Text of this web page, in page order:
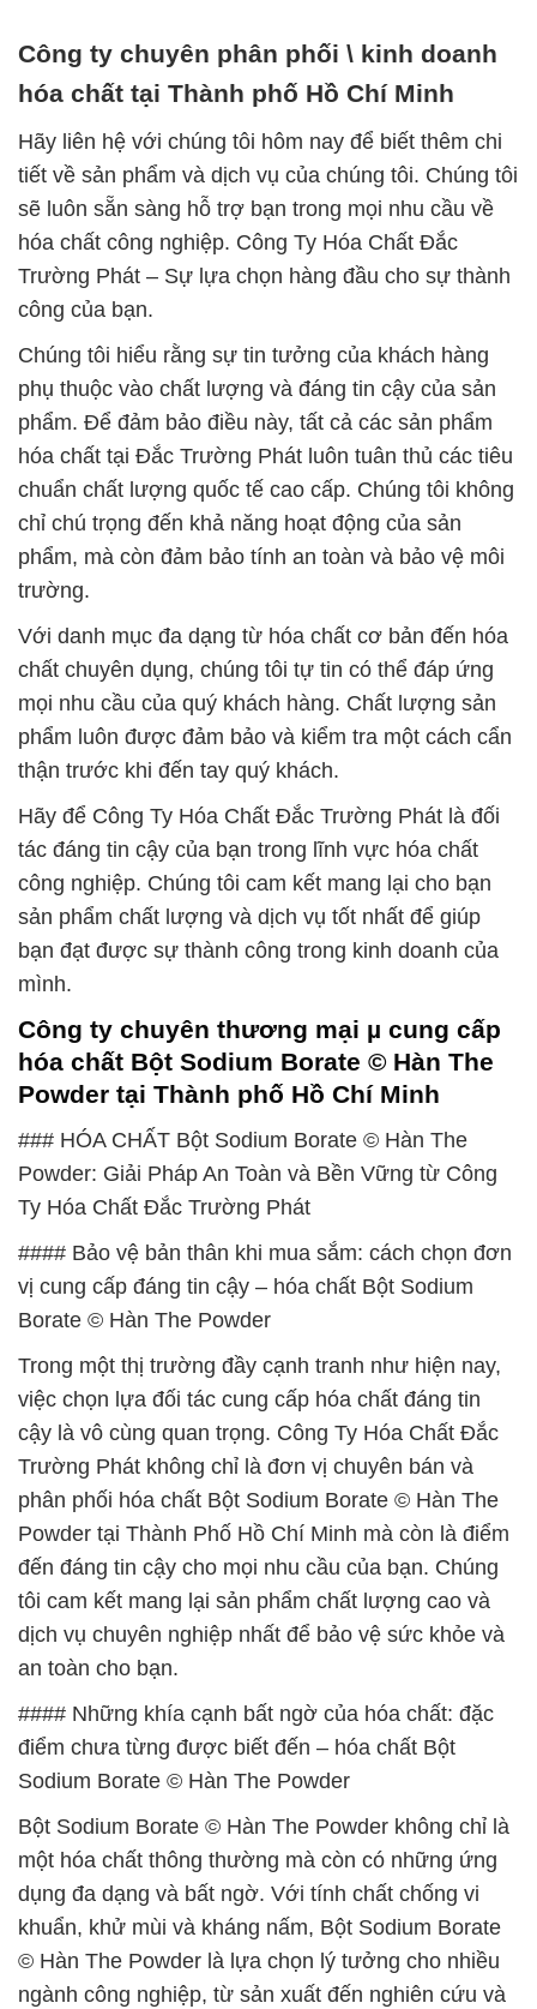
Công ty chuyên phân phối \ kinh doanh
hóa chất tại Thành phố Hồ Chí Minh
Hãy liên hệ với chúng tôi hôm nay để biết thêm chi
tiết về sản phẩm và dịch vụ của chúng tôi. Chúng tôi
sẽ luôn sẵn sàng hỗ trợ bạn trong mọi nhu cầu về
hóa chất công nghiệp. Công Ty Hóa Chất Đắc
Trường Phát – Sự lựa chọn hàng đầu cho sự thành
công của bạn.
Chúng tôi hiểu rằng sự tin tưởng của khách hàng
phụ thuộc vào chất lượng và đáng tin cậy của sản
phẩm. Để đảm bảo điều này, tất cả các sản phẩm
hóa chất tại Đắc Trường Phát luôn tuân thủ các tiêu
chuẩn chất lượng quốc tế cao cấp. Chúng tôi không
chỉ chú trọng đến khả năng hoạt động của sản
phẩm, mà còn đảm bảo tính an toàn và bảo vệ môi
trường.
Với danh mục đa dạng từ hóa chất cơ bản đến hóa
chất chuyên dụng, chúng tôi tự tin có thể đáp ứng
mọi nhu cầu của quý khách hàng. Chất lượng sản
phẩm luôn được đảm bảo và kiểm tra một cách cẩn
thận trước khi đến tay quý khách.
Hãy để Công Ty Hóa Chất Đắc Trường Phát là đối
tác đáng tin cậy của bạn trong lĩnh vực hóa chất
công nghiệp. Chúng tôi cam kết mang lại cho bạn
sản phẩm chất lượng và dịch vụ tốt nhất để giúp
bạn đạt được sự thành công trong kinh doanh của
mình.
Công ty chuyên thương mại µ cung cấp
hóa chất Bột Sodium Borate © Hàn The
Powder tại Thành phố Hồ Chí Minh
### HÓA CHẤT Bột Sodium Borate © Hàn The
Powder: Giải Pháp An Toàn và Bền Vững từ Công
Ty Hóa Chất Đắc Trường Phát
#### Bảo vệ bản thân khi mua sắm: cách chọn đơn
vị cung cấp đáng tin cậy – hóa chất Bột Sodium
Borate © Hàn The Powder
Trong một thị trường đầy cạnh tranh như hiện nay,
việc chọn lựa đối tác cung cấp hóa chất đáng tin
cậy là vô cùng quan trọng. Công Ty Hóa Chất Đắc
Trường Phát không chỉ là đơn vị chuyên bán và
phân phối hóa chất Bột Sodium Borate © Hàn The
Powder tại Thành Phố Hồ Chí Minh mà còn là điểm
đến đáng tin cậy cho mọi nhu cầu của bạn. Chúng
tôi cam kết mang lại sản phẩm chất lượng cao và
dịch vụ chuyên nghiệp nhất để bảo vệ sức khỏe và
an toàn cho bạn.
#### Những khía cạnh bất ngờ của hóa chất: đặc
điểm chưa từng được biết đến – hóa chất Bột
Sodium Borate © Hàn The Powder
Bột Sodium Borate © Hàn The Powder không chỉ là
một hóa chất thông thường mà còn có những ứng
dụng đa dạng và bất ngờ. Với tính chất chống vi
khuẩn, khử mùi và kháng nấm, Bột Sodium Borate
© Hàn The Powder là lựa chọn lý tưởng cho nhiều
ngành công nghiệp, từ sản xuất đến nghiên cứu và